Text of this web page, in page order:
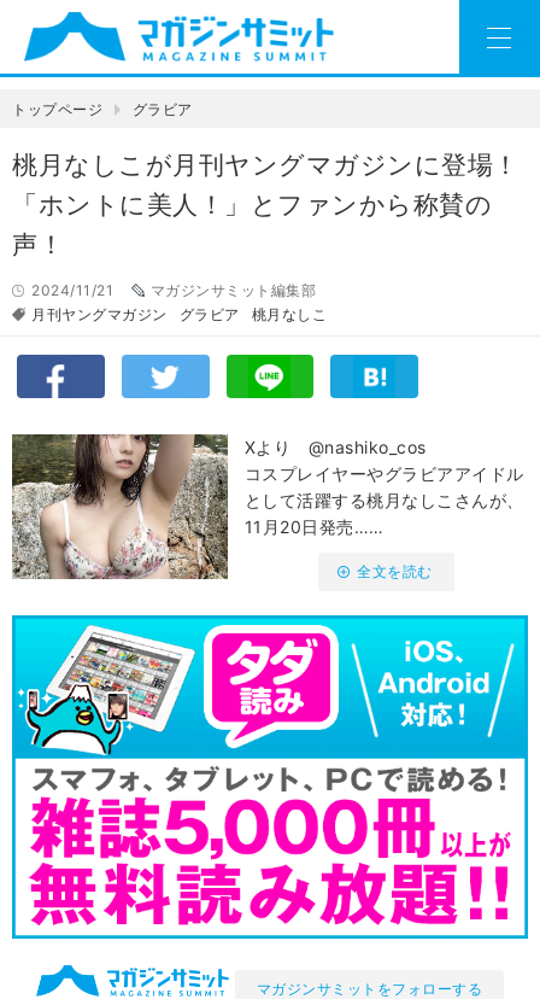
トップページ グラビア
桃月なしこが月刊ヤングマガジンに登場！
「ホントに美人！」とファンから称賛の
声！
2024/11/21
マガジンサミット編集部
月刊ヤングマガジン
グラビア 桃月なしこ
Ⅹより @nashiko_cos
コスプレイヤーやグラビアアイドル
として活躍する桃月なしこさんが、
11月20日発売……
全文を読む
マガジンサミットをフォローする